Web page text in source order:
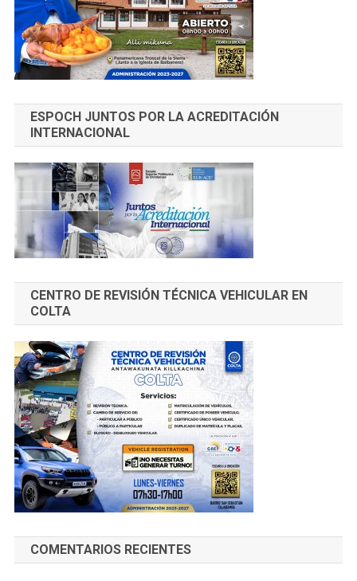
ESPOCH JUNTOS POR LA ACREDITACIÓN
INTERNACIONAL
CENTRO DE REVISIÓN TÉCNICA VEHICULAR EN
COLTA
COMENTARIOS RECIENTES